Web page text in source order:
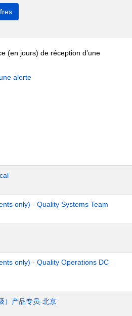
(en jours) de réception d’une
alerte
only) - Quality Systems Team
only) - Quality Operations DC
）产品专员-北京